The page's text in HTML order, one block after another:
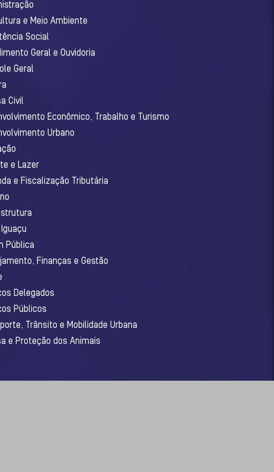
e Meio Ambiente
Social
Geral e Ouvidoria
Geral
Civil
Econômico, Trabalho e Turismo
Urbano
e Lazer
e Fiscalização Tributária
Pública
Finanças e Gestão
Delegados
Públicos
Trânsito e Mobilidade Urbana
e Proteção dos Animais